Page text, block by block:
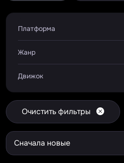
Платформа
Жанр
Движок
Очистить фильтры